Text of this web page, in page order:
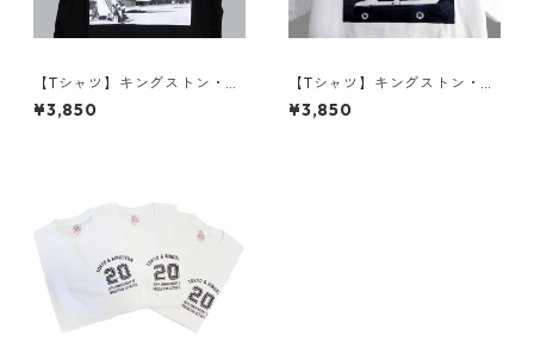
【Tシャツ】キングストン・ノ
ーマン・マンレー国際空港シ
リーズ
¥3,850
【Tシャツ】キングストン・ノ
ーマン・マンレー国際空港シ
リーズ
¥3,850